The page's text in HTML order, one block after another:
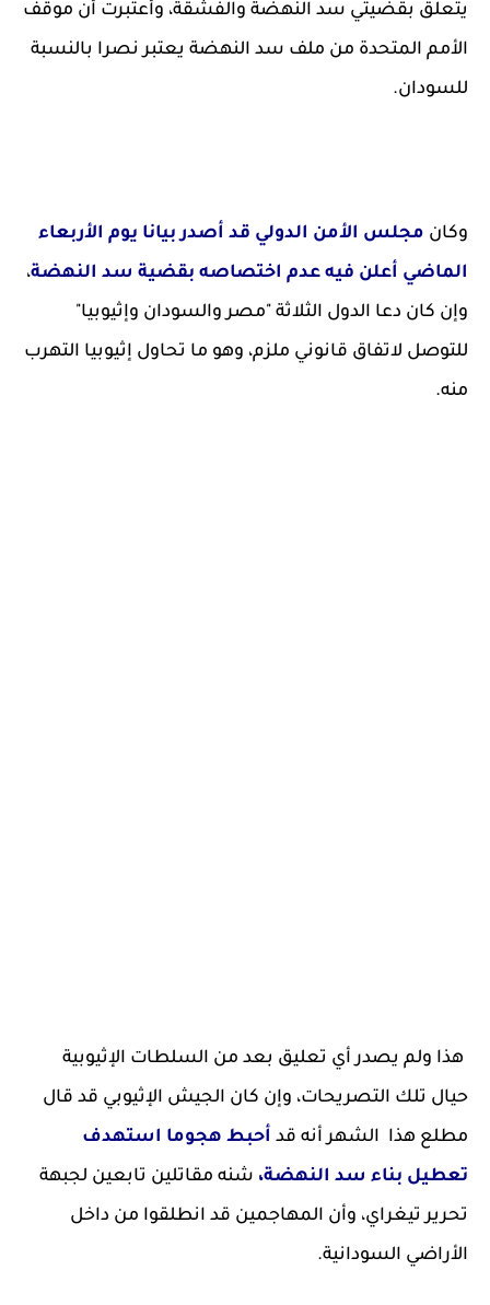
يتعلق بقضيتي سد النهضة والفشقة، وأعتبرت أن موقف
الأمم المتحدة من ملف سد النهضة يعتبر نصرا بالنسبة
للسودان.
وكان مجلس الأمن الدولي قد أصدر بيانا يوم الأربعاء
الماضي أعلن فيه عدم اختصاصه بقضية سد النهضة،
وإن كان دعا الدول الثلاثة "مصر والسودان وإثيوبيا"
للتوصل لاتفاق قانوني ملزم، وهو ما تحاول إثيوبيا التهرب
منه.
هذا ولم يصدر أي تعليق بعد من السلطات الإثيوبية
حيال تلك التصريحات، وإن كان الجيش الإثيوبي قد قال
مطلع هذا الشهر أنه قد أحبط هجوما استهدف
تعطيل بناء سد النهضة، شنه مقاتلين تابعين لجبهة
تحرير تيغراي، وأن المهاجمين قد انطلقوا من داخل
الأراضي السودانية.